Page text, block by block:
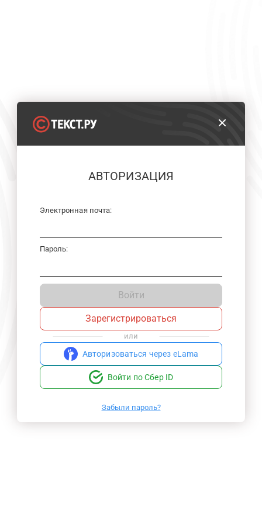
АВТОРИЗАЦИЯ
Электронная почта:
Пароль:
Войти
Зарегистрироваться
или
Авторизоваться через eLama
Войти по Сбер ID
Забыли пароль?